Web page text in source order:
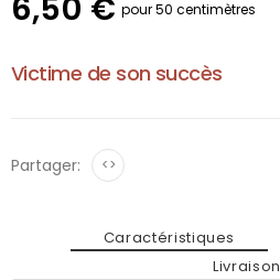
6,50 € pour 50 centimètres
Victime de son succès
Partager: <>
Caractéristiques
Livraison